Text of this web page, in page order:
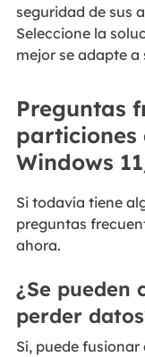
seguridad de sus
Seleccione la
mejor se adapte a
Preguntas
particiones
Windows
Si todavía tiene
preguntas
ahora.
¿Se pueden
perder
Sí, puede